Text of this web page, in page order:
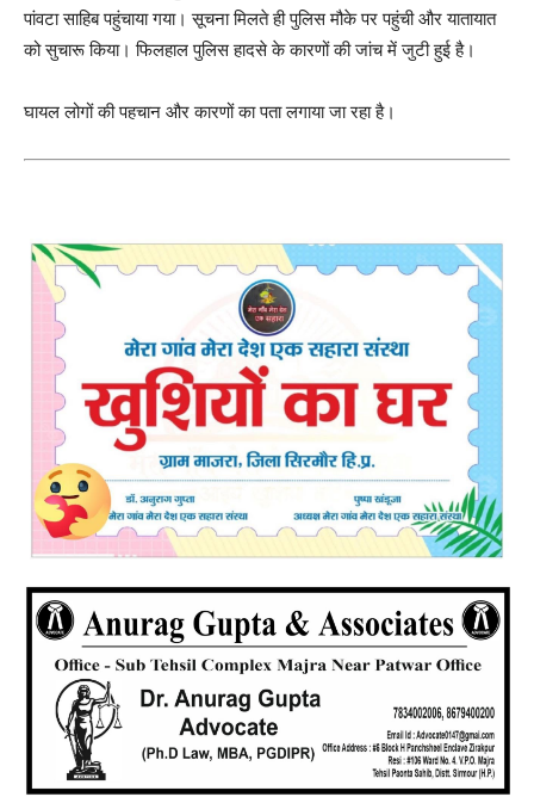
पांवटा साहिब पहुंचाया गया। सूचना मिलते ही पुलिस मौके पर पहुंची और यातायात
को सुचारू किया। फिलहाल पुलिस हादसे के कारणों की जांच में जुटी हुई है।
घायल लोगों की पहचान और कारणों का पता लगाया जा रहा है।